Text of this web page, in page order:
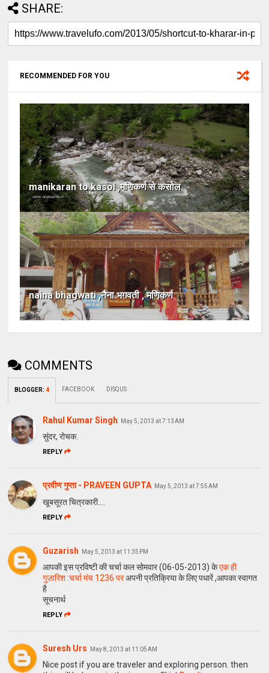
SHARE:
RECOMMENDED FOR YOU
manikaran to kasol ,मणिकर्ण से कसोल
naina bhagwati ,नैना भगवती , मणिकर्ण
COMMENTS
BLOGGER:4 FACEBOOK DISQUS
Rahul Kumar Singh May 5, 2013 at 7:13 AM
सुंदर, रोचक.
REPLY
प्रवीण गुप्ता - PRAVEEN GUPTA May 5, 2013 at 7:55 AM
खूबसूरत चित्रकारी....
REPLY
Guzarish May 5, 2013 at 11:35 PM
आपकी इस प्रविष्टी की चर्चा कल सोमवार (06-05-2013) केएक ही
गुज़ारिश :चर्चा मंच 1236 परअपनी प्रतिक्रिया के लिए पधारें ,आपका स्वागत
है
सूचनार्थ
REPLY
Suresh Urs May 8, 2013 at 11:05 AM
Nice post if you are traveler and exploring person. then